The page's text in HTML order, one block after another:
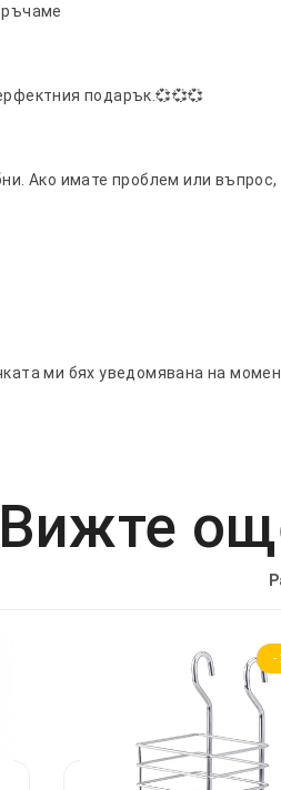
подарък.💞💞💞
Ако имате проблем или
ми бях уведомявана на
Вижте
-